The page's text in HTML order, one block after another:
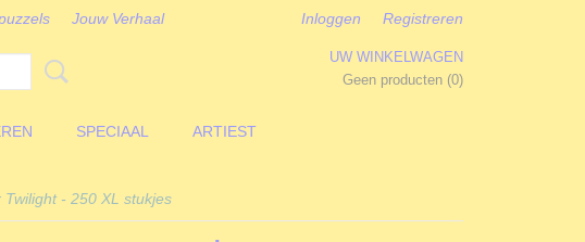
Jouw Verhaal Inloggen Registreren
UW WINKELWAGEN
Geen producten (0)
SPECIAAL ARTIEST
- 250 XL stukjes